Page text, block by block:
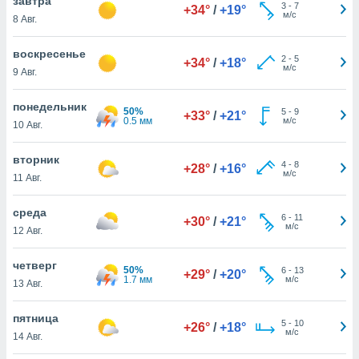
действия
на веб-
основе.
нашей
cookie
в
ВЫ
8 Авг.
+34° / +19° 3- 7
м/с
воскресенье
9 Авг.
+34° / +18° 2- 5
м/с
понедельник
10 Авг.
50%
0.5 мм
+33° / +21° 5- 9
м/с
вторник
11 Авг.
+28° / +16° 4- 8
м/с
среда
12 Авг.
+30° / +21° 6- 11
м/с
четверг
13 Авг.
50%
1.7 мм
+29° / +20° 6- 13
м/с
пятница
14 Авг.
+26° / +18° 5- 10
м/с